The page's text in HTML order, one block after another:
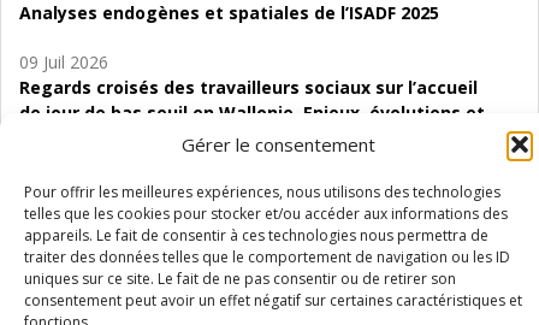
Gérer le consentement
Pour offrir les meilleures expériences, nous utilisons des technologies
telles que les cookies pour stocker et/ou accéder aux informations des
appareils. Le fait de consentir à ces technologies nous permettra de
traiter des données telles que le comportement de navigation ou les ID
uniques sur ce site. Le fait de ne pas consentir ou de retirer son
consentement peut avoir un effet négatif sur certaines caractéristiques et
Analyses endogènes et spatiales de l’ISADF 2025
09 Juil 2026
Regards croisés des travailleurs sociaux sur l’accueil
de jour de bas seuil en Wallonie. Enjeux, évolutions et
06 Juil 2026
Étude d’évaluabilité des Structures
d’accompagnement à l’autocréation d’emploi (SAACE)
01 Juil 2026
Pénurie du personnel infirmier :quels indicateurs